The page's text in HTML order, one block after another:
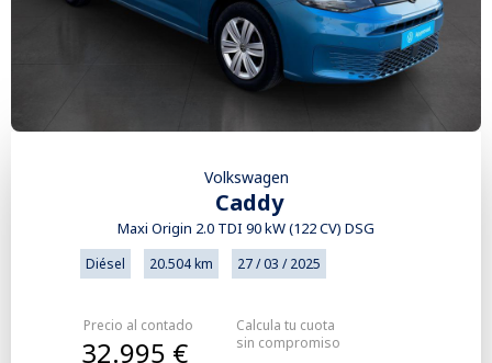
Volkswagen
Caddy
Maxi Origin 2.0 TDI 90 kW (122 CV) DSG
Diésel 20.504 km 27 / 03 / 2025
Precio al contado
32.995 €
Calcula tu cuota
sin compromiso